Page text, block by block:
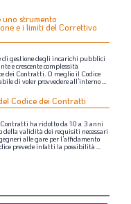
strumento
e i limiti del Correttivo
di gestionedegli incarichi pubblici
ecrescentecomplessità
dei Contratti. O meglioil Codice
di voler provvedereall’interno...
Codice dei Contratti
Contratti ha ridottoda 10 a 3 anni
della validità dei requisiti necessari
allegare per l’affidamento
prevedeinfatti la possibilità ...